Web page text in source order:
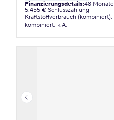
Finanzierungsdetails:48 Monate
5.455 € Schlusszahlung
Kraftstoffverbrauch (kombiniert):
kombiniert: k.A.